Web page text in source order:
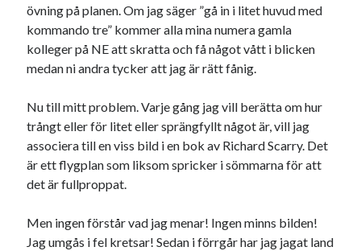
Kategorier
Kategorier
Etiketter
#blogg100 allmänbildning
död England fest film fotboll
övning på planen. Om jag säger ”gå in i litet huvud med
kommando tre” kommer alla mina numera gamla
kolleger på NE att skratta och få något vått i blicken
medan ni andra tycker att jag är rätt fånig.
Nu till mitt problem. Varje gång jag vill berätta om hur
trångt eller för litet eller sprängfyllt något är, vill jag
associera till en viss bild i en bok av Richard Scarry. Det
är ett flygplan som liksom spricker i sömmarna för att
det är fullproppat.
Men ingen förstår vad jag menar! Ingen minns bilden!
Jag umgås i fel kretsar! Sedan i förrgår har jag jagat land